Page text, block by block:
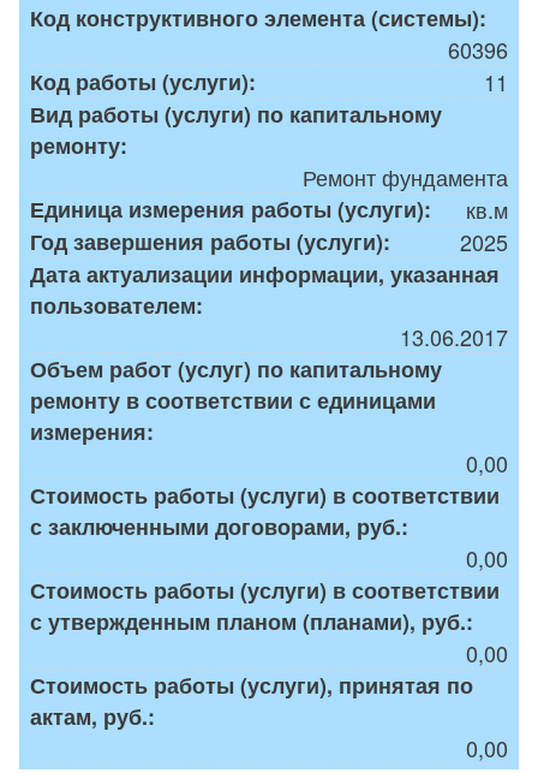
Код конструктивного элемента (системы):
60396
Код работы (услуги):
11
Вид работы (услуги) по капитальному
ремонту:
Ремонт фундамента
Единица измерения работы (услуги):
кв.м
Год завершения работы (услуги):
2025
Дата актуализации информации, указанная
пользователем:
13.06.2017
Объем работ (услуг) по капитальному
ремонту в соответствии с единицами
измерения:
0,00
Стоимость работы (услуги) в соответствии
с заключенными договорами, руб.:
0,00
Стоимость работы (услуги) в соответствии
с утвержденным планом (планами), руб.:
0,00
Стоимость работы (услуги), принятая по
актам, руб.:
0,00